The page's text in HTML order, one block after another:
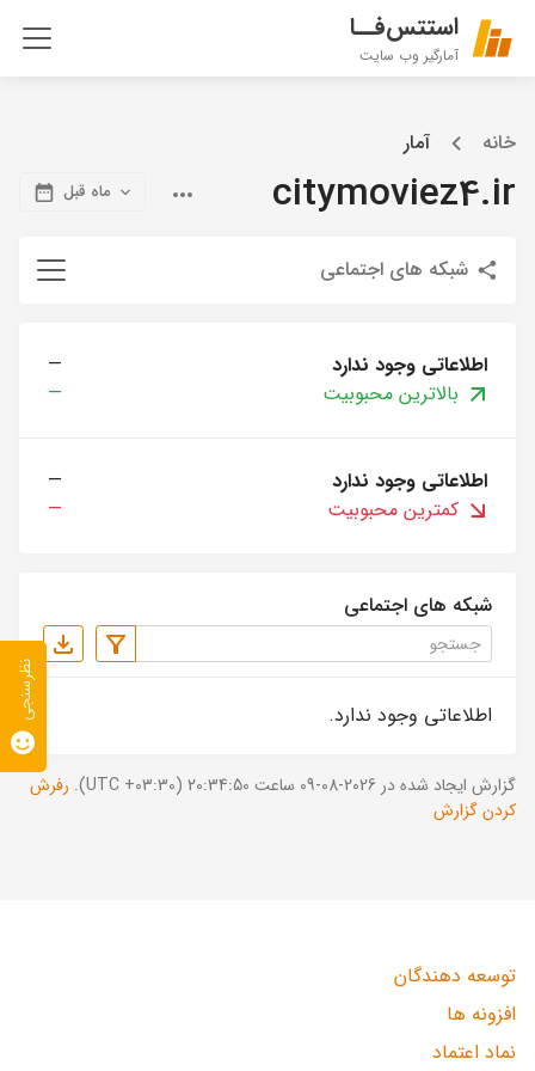
استتس‌فــا
آمارگیر وب سایت
خانه آمار
citymoviez4.ir ماه قبل
شبکه های اجتماعی
اطلاعاتی وجود ندارد
—
بالاترین محبوبیت
—
اطلاعاتی وجود ندارد
—
کمترین محبوبیت
—
شبکه های اجتماعی
اطلاعاتی وجود ندارد.
گزارش ایجاد شده در 2026-08-09 ساعت 20:34:50 (UTC +03:30).
رفرش
کردن گزارش
توسعه دهندگان
افزونه ها
نماد اعتماد
نظرسنجی